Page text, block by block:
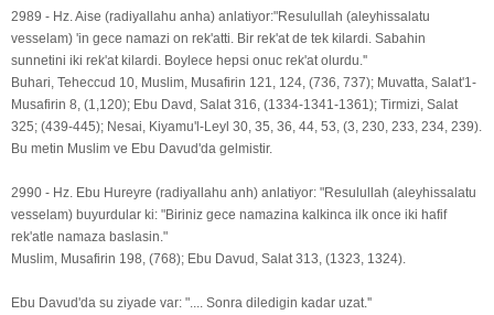
2989 - Hz. Aise (radiyallahu anha) anlatiyor:"Resulullah (aleyhissalatu
vesselam) 'in gece namazi on rek'atti. Bir rek'at de tek kilardi. Sabahin
sunnetini iki rek'at kilardi. Boylece hepsi onuc rek'at olurdu.''
Buhari, Teheccud 10, Muslim, Musafirin 121, 124, (736, 737); Muvatta, Salat'1-
Musafirin 8, (1,120); Ebu Davd, Salat 316, (1334-1341-1361); Tirmizi, Salat
325; (439-445); Nesai, Kiyamu'l-Leyl 30, 35, 36, 44, 53, (3, 230, 233, 234, 239).
Bu metin Muslim ve Ebu Davud'da gelmistir.
2990 - Hz. Ebu Hureyre (radiyallahu anh) anlatiyor: "Resulullah (aleyhissalatu
vesselam) buyurdular ki: "Biriniz gece namazina kalkinca ilk once iki hafif
rek'atle namaza baslasin."
Muslim, Musafirin 198, (768); Ebu Davud, Salat 313, (1323, 1324).
Ebu Davud'da su ziyade var: ".... Sonra diledigin kadar uzat.''